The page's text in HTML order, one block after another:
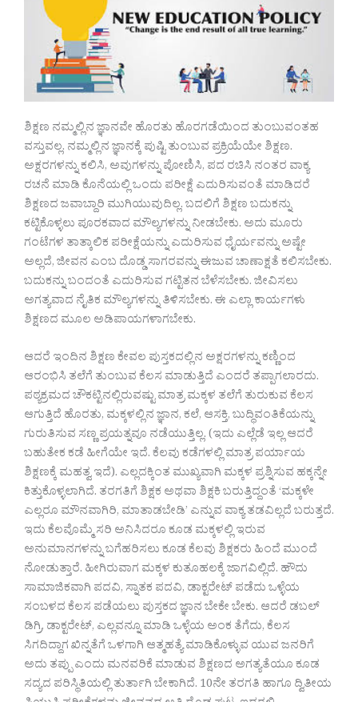
ಶಿಕ್ಷಣ ನಮ್ಮಲ್ಲಿನ ಜ್ಞಾನವೇ ಹೊರತು ಹೊರಗಡೆಯಿಂದ ತುಂಬುವಂತಹ
ವಸ್ತುವಲ್ಲ. ನಮ್ಮಲ್ಲಿನ ಜ್ಞಾನಕ್ಕೆ ಪುಷ್ಟಿ ತುಂಬುವ ಪ್ರಕ್ರಿಯೆಯೇ ಶಿಕ್ಷಣ.
ಅಕ್ಷರಗಳನ್ನು ಕಲಿಸಿ, ಅವುಗಳನ್ನು ಪೋಣಿಸಿ, ಪದ ರಚಿಸಿ ನಂತರ ವಾಕ್ಯ
ರಚನೆ ಮಾಡಿ ಕೊನೆಯಲ್ಲಿ ಒಂದು ಪರೀಕ್ಷೆ ಎದುರಿಸುವಂತೆ ಮಾಡಿದರೆ
ಶಿಕ್ಷಣದ ಜವಾಬ್ದಾರಿ ಮುಗಿಯುವುದಿಲ್ಲ. ಬದಲಿಗೆ ಶಿಕ್ಷಣ ಬದುಕನ್ನು
ಕಟ್ಟಿಕೊಳ್ಳಲು ಪೂರಕವಾದ ಮೌಲ್ಯಗಳನ್ನು ನೀಡಬೇಕು. ಅದು ಮೂರು
ಗಂಟೆಗಳ ತಾತ್ಕಾಲಿಕ ಪರೀಕ್ಷೆಯನ್ನು ಎದುರಿಸುವ ಧೈರ್ಯವನ್ನು ಅಷ್ಟೇ
ಅಲ್ಲದೆ, ಜೀವನ ಎಂಬ ದೊಡ್ಡ ಸಾಗರವನ್ನು ಈಜುವ ಚಾಣಾಕ್ಷತೆ ಕಲಿಸಬೇಕು.
ಬದುಕನ್ನು ಬಂದಂತೆ ಎದುರಿಸುವ ಗಟ್ಟಿತನ ಬೆಳೆಸಬೇಕು. ಜೀವಿಸಲು
ಅಗತ್ಯವಾದ ನೈತಿಕ ಮೌಲ್ಯಗಳನ್ನು ತಿಳಿಸಬೇಕು. ಈ ಎಲ್ಲಾ ಕಾರ್ಯಗಳು
ಶಿಕ್ಷಣದ ಮೂಲ ಅಡಿಪಾಯಗಳಾಗಬೇಕು.
ಆದರೆ ಇಂದಿನ ಶಿಕ್ಷಣ ಕೇವಲ ಪುಸ್ತಕದಲ್ಲಿನ ಅಕ್ಷರಗಳನ್ನು ಕಣ್ಣಿಂದ
ಆರಂಭಿಸಿ ತಲೆಗೆ ತುಂಬುವ ಕೆಲಸ ಮಾಡುತ್ತಿದೆ ಎಂದರೆ ತಪ್ಪಾಗಲಾರದು.
ಪಠ್ಯಕ್ರಮದ ಚೌಕಟ್ಟಿನಲ್ಲಿರುವಷ್ಟು ಮಾತ್ರ ಮಕ್ಕಳ ತಲೆಗೆ ತುರುಕುವ ಕೆಲಸ
ಆಗುತ್ತಿದೆ ಹೊರತು, ಮಕ್ಕಳಲ್ಲಿನ ಜ್ಞಾನ, ಕಲೆ, ಆಸಕ್ತಿ, ಬುದ್ಧಿವಂತಿಕೆಯನ್ನು
ಗುರುತಿಸುವ ಸಣ್ಣ ಪ್ರಯತ್ನವೂ ನಡೆಯುತ್ತಿಲ್ಲ. (ಇದು ಎಲ್ಲೆಡೆ ಇಲ್ಲ ಆದರೆ
ಬಹುತೇಕ ಕಡೆ ಹೀಗೆಯೇ ಇದೆ. ಕೆಲವು ಕಡೆಗಳಲ್ಲಿ ಮಾತ್ರ ಪರ್ಯಾಯ
ಶಿಕ್ಷಣಕ್ಕೆ ಮಹತ್ವ ಇದೆ). ಎಲ್ಲದಕ್ಕಿಂತ ಮುಖ್ಯವಾಗಿ ಮಕ್ಕಳ ಪ್ರಶ್ನಿಸುವ ಹಕ್ಕನ್ನೇ
ಕಿತ್ತುಕೊಳ್ಳಲಾಗಿದೆ. ತರಗತಿಗೆ ಶಿಕ್ಷಕ ಅಥವಾ ಶಿಕ್ಷಕಿ ಬರುತ್ತಿದ್ದಂತೆ ‘ಮಕ್ಕಳೇ
ಎಲ್ಲರೂ ಮೌನವಾಗಿರಿ, ಮಾತಾಡಬೇಡಿ’ ಎನ್ನುವ ವಾಕ್ಯ ತಡವಿಲ್ಲದೆ ಬರುತ್ತದೆ.
ಇದು ಕೆಲವೊಮ್ಮೆ ಸರಿ ಅನಿಸಿದರೂ ಕೂಡ ಮಕ್ಕಳಲ್ಲಿ ಇರುವ
ಅನುಮಾನಗಳನ್ನು ಬಗೆಹರಿಸಲು ಕೂಡ ಕೆಲವು ಶಿಕ್ಷಕರು ಹಿಂದೆ ಮುಂದೆ
ನೋಡುತ್ತಾರೆ. ಹೀಗಿರುವಾಗ ಮಕ್ಕಳ ಕುತೂಹಲಕ್ಕೆ ಜಾಗವಿಲ್ಲಿದೆ. ಹೌದು
ಸಾಮಾಜಿಕವಾಗಿ ಪದವಿ, ಸ್ನಾತಕ ಪದವಿ, ಡಾಕ್ಟರೇಟ್ ಪಡೆದು ಒಳ್ಳೆಯ
ಸಂಬಳದ ಕೆಲಸ ಪಡೆಯಲು ಪುಸ್ತಕದ ಜ್ಞಾನ ಬೇಕೇ ಬೇಕು. ಆದರೆ ಡಬಲ್
ಡಿಗ್ರಿ, ಡಾಕ್ಟರೇಟ್, ಎಲ್ಲವನ್ನೂ ಮಾಡಿ ಒಳ್ಳೆಯ ಅಂಕ ತೆಗೆದು, ಕೆಲಸ
ಸಿಗದಿದ್ದಾಗ ಖಿನ್ನತೆಗೆ ಒಳಗಾಗಿ ಆತ್ಮಹತ್ಯೆ ಮಾಡಿಕೊಳ್ಳುವ ಯುವ ಜನರಿಗೆ
ಅದು ತಪ್ಪು ಎಂದು ಮನವರಿಕೆ ಮಾಡುವ ಶಿಕ್ಷಣದ ಅಗತ್ಯತೆಯೂ ಕೂಡ
ಸದ್ಯದ ಪರಿಸ್ಥಿತಿಯಲ್ಲಿ ತುರ್ತಾಗಿ ಬೇಕಾಗಿದೆ. 10ನೇ ತರಗತಿ ಹಾಗೂ ದ್ವಿತೀಯ